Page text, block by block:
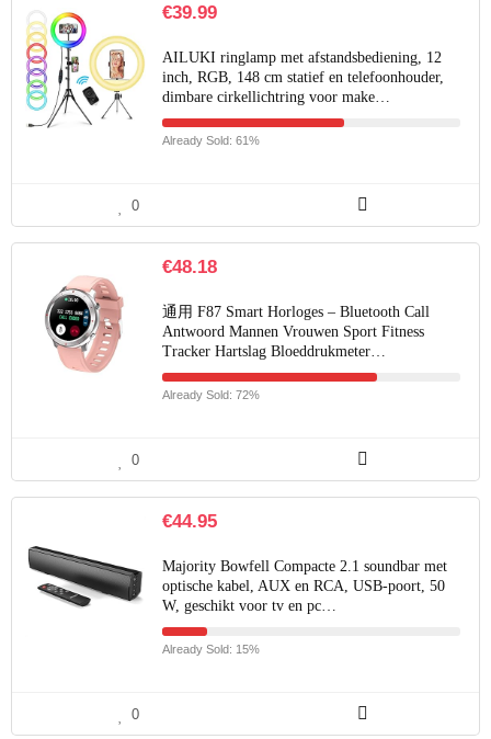
€39.99
AILUKI ringlamp met afstandsbediening, 12
inch, RGB, 148 cm statief en telefoonhouder,
dimbare cirkellichtring voor make…
Already Sold: 61%
0
€48.18
通用 F87 Smart Horloges – Bluetooth Call
Antwoord Mannen Vrouwen Sport Fitness
Tracker Hartslag Bloeddrukmeter…
Already Sold: 72%
0
€44.95
Majority Bowfell Compacte 2.1 soundbar met
optische kabel, AUX en RCA, USB-poort, 50
W, geschikt voor tv en pc…
Already Sold: 15%
0